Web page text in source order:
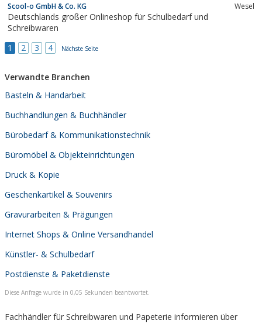
Scool-o GmbH & Co. KG Wesel
Deutschlands großer Onlineshop für Schulbedarf und
Schreibwaren
1
2 3 4 Nächste Seite
Verwandte Branchen
Basteln & Handarbeit
Buchhandlungen & Buchhändler
Bürobedarf & Kommunikationstechnik
Büromöbel & Objekteinrichtungen
Druck & Kopie
Geschenkartikel & Souvenirs
Gravurarbeiten & Prägungen
Internet Shops & Online Versandhandel
Künstler- & Schulbedarf
Postdienste & Paketdienste
Diese Anfrage wurde in 0,05 Sekunden beantwortet.
Fachhändler für Schreibwaren und Papeterie informieren über